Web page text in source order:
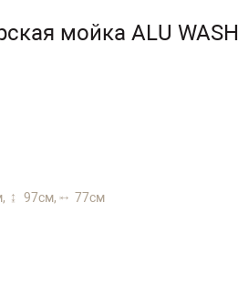
мойка ALU WASH
97 см, 77 см